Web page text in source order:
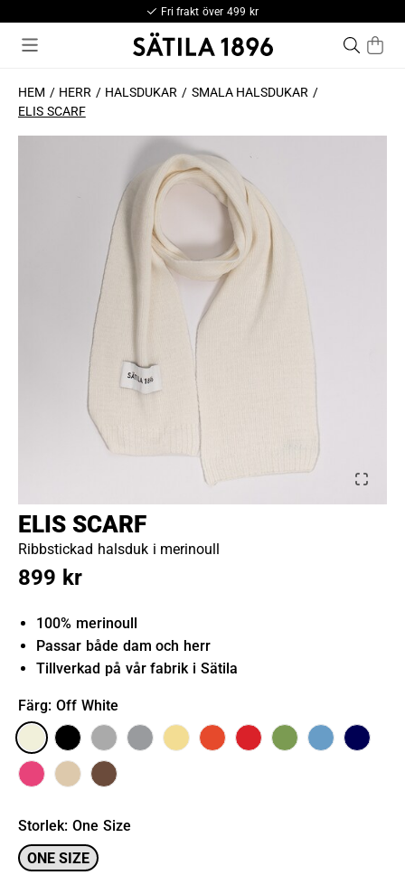
Fri frakt över 499 kr
HEM HERR HALSDUKAR
SMALA HALSDUKAR
ELIS SCARF
ELIS SCARF
Ribbstickad halsduk i merinoull
899 kr
100% merinoull
Passar både dam och herr
Tillverkad på vår fabrik i Sätila
Färg: Off White
Storlek: One Size
ONE SIZE